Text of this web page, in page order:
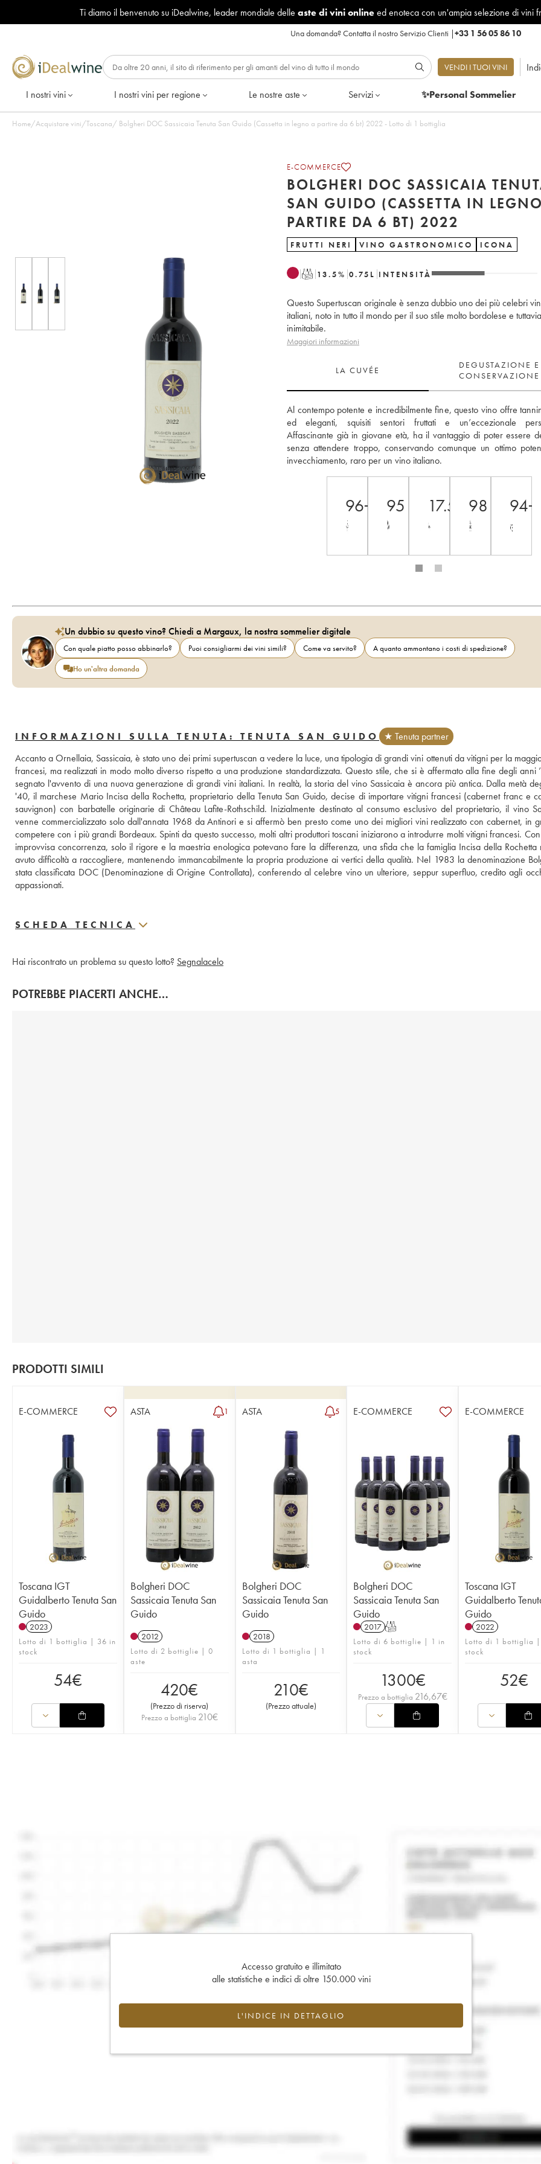
Ti diamo il benvenuto su iDealwine, leader mondiale delle aste di vini onlineed enoteca con un'ampia selezione di vini
Una domanda?Contatta il nostro Servizio Clienti |+33 1 56 05 86 10
VENDI I TUOI VINI
I nostri vini I nostri vini per regione Le nostre aste Servizi ✨Personal Sommelier
Home/Acquistare vini/Toscana/ Bolgheri DOC Sassicaia Tenuta San Guido (Cassetta in legno a partire da 6 bt) 2022 - Lotto di 1 bottiglia
E-COMMERCE
BOLGHERI DOC SASSICAIA
SAN GUIDO (CASSETTA IN
PARTIRE DA 6 BT) 2022
FRUTTI NERI VINO GASTRONOMICO ICONA
T 13.5% 0.75 L INTENSITÀ
Questo Supertuscan originale è senza dubbio uno dei più celebri
italiani, noto in tutto il mondo per il suo stile molto bordolese e tuttavia
inimitabile.
Maggiori informazioni
LA CUVÉE
DEGUSTAZIONE E
CONSERVAZIONE
Al contempo potente e incredibilmente fine, questo vino offre
ed eleganti, squisiti sentori fruttati e un’eccezionale
Affascinante già in giovane età, ha il vantaggio di poter essere
senza attendere troppo, conservando comunque un ottimo
invecchiamento, raro per un vino italiano.
96+ 95 17.5++98 94+
Un dubbio su questo vino? Chiedi a Margaux, la nostra sommelier digitale
Con quale piatto posso abbinarlo? Puoi consigliarmi dei vini simili? Come va servito?
A quanto ammontano i costi di spedizione?
Ho un'altra domanda
INFORMAZIONI SULLA TENUTA: TENUTA SAN GUIDO
★ Tenuta partner
Accanto a Ornellaia, Sassicaia, è stato uno dei primi supertuscan a vedere la luce, una tipologia di grandi vini ottenuti da vitigni per la
francesi, ma realizzati in modo molto diverso rispetto a una produzione standardizzata. Questo stile, che si è affermato alla fine degli anni
segnato l'avvento di una nuova generazione di grandi vini italiani. In realtà, la storia del vino Sassicaia è ancora più antica. Dalla metà
'40, il marchese Mario Incisa della Rochetta, proprietario della Tenuta San Guido, decise di importare vitigni francesi (cabernet franc e
sauvignon) con barbatelle originarie di Château Lafite-Rothschild. Inizialmente destinato al consumo esclusivo del proprietario, il vino
venne commercializzato solo dall'annata 1968 da Antinori e si affermò ben presto come uno dei migliori vini realizzato con cabernet, in
competere con i più grandi Bordeaux. Spinti da questo successo, molti altri produttori toscani iniziarono a introdurre molti vitigni francesi.
improvvisa concorrenza, solo il rigore e la maestria enologica potevano fare la differenza, una sfida che la famiglia Incisa della Rochetta
avuto difficoltà a raccogliere, mantenendo immancabilmente la propria produzione ai vertici della qualità. Nel 1983 la denominazione
stata classificata DOC (Denominazione di Origine Controllata), conferendo al celebre vino un ulteriore, seppur superfluo, credito agli
appassionati.
SCHEDA TECNICA
Hai riscontrato un problema su questo lotto? Segnalacelo
POTREBBE PIACERTI ANCHE…
PRODOTTI SIMILI
E-COMMERCE
Toscana IGT
Guidalberto Tenuta San
Guido
2023
Lotto di 1 bottiglia | 36 in
stock
54€
ASTA 1
Bolgheri DOC
Sassicaia Tenuta San
Guido
2012
Lotto di 2 bottiglie | 0
aste
420€
(Prezzo di riserva)
Prezzo a bottiglia 210€
ASTA 5
Bolgheri DOC
Sassicaia Tenuta San
Guido
2018
Lotto di 1 bottiglia | 1
asta
210€
(Prezzo attuale)
E-COMMERCE
Bolgheri DOC
Sassicaia Tenuta San
Guido
2017 T
Lotto di 6 bottiglie | 1 in
stock
1300€
Prezzo a bottiglia 216,67€
E-COMMERCE
Toscana IGT
Guidalberto
Guido
2022
Lotto di 1 bottiglia |
stock
52€
Accesso gratuito e illimitato
alle statistiche e indici di oltre 150.000 vini
L'INDICE IN DETTAGLIO